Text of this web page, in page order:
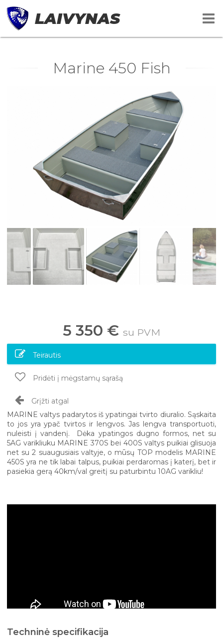
LAIVYNAS
Marine 450 Fish
5 350 € su PVM
Teirautis
Pridėti į mėgstamų sąrašą
Grįžti atgal
MARINE valtys padarytos iš ypatingai tvirto diuralio. Sąskaita
to jos yra ypač tvirtos ir lengvos. Jas lengva transportuoti,
nuleisti į vandenį. Dėka ypatingos dugno formos, net su
5AG varikliuku MARINE 370S bei 400S valtys puikiai glisuoja
net su 2 suaugusiais valtyje, o mūsų TOP modelis MARINE
450S yra ne tik labai talpus, puikiai perdaromas į katerį, bet ir
pasiekia gerą 40km/val greitį su paturbintu 10AG varikliu!
Techninė specifikacija